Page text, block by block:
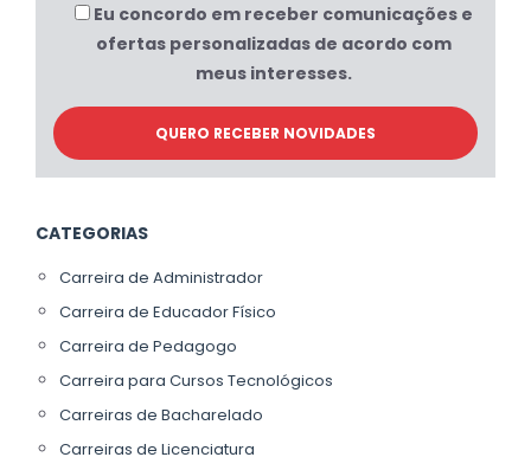
Eu concordo em receber comunicações e
ofertas personalizadas de acordo com
meus interesses.
CATEGORIAS
Carreira de Administrador
Carreira de Educador Físico
Carreira de Pedagogo
Carreira para Cursos Tecnológicos
Carreiras de Bacharelado
Carreiras de Licenciatura